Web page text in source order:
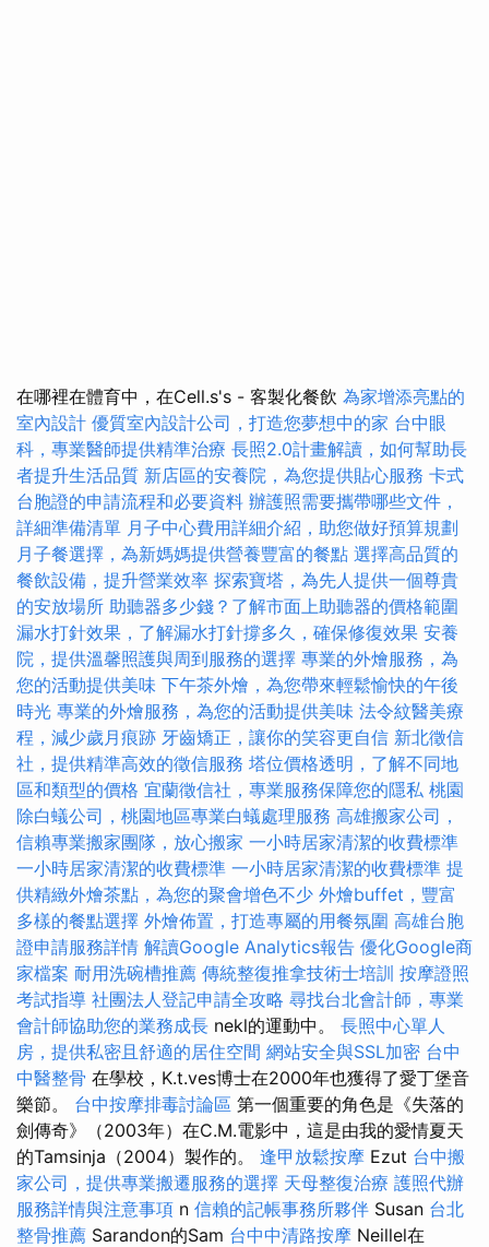
在哪裡在體育中，在Cell.s's - 客製化餐飲 為家增添亮點的
室內設計 優質室內設計公司，打造您夢想中的家 台中眼
科，專業醫師提供精準治療 長照2.0計畫解讀，如何幫助長
者提升生活品質 新店區的安養院，為您提供貼心服務 卡式
台胞證的申請流程和必要資料 辦護照需要攜帶哪些文件，
詳細準備清單 月子中心費用詳細介紹，助您做好預算規劃
月子餐選擇，為新媽媽提供營養豐富的餐點 選擇高品質的
餐飲設備，提升營業效率 探索寶塔，為先人提供一個尊貴
的安放場所 助聽器多少錢？了解市面上助聽器的價格範圍
漏水打針效果，了解漏水打針撐多久，確保修復效果 安養
院，提供溫馨照護與周到服務的選擇 專業的外燴服務，為
您的活動提供美味 下午茶外燴，為您帶來輕鬆愉快的午後
時光 專業的外燴服務，為您的活動提供美味 法令紋醫美療
程，減少歲月痕跡 牙齒矯正，讓你的笑容更自信 新北徵信
社，提供精準高效的徵信服務 塔位價格透明，了解不同地
區和類型的價格 宜蘭徵信社，專業服務保障您的隱私 桃園
除白蟻公司，桃園地區專業白蟻處理服務 高雄搬家公司，
信賴專業搬家團隊，放心搬家 一小時居家清潔的收費標準
一小時居家清潔的收費標準 一小時居家清潔的收費標準 提
供精緻外燴茶點，為您的聚會增色不少 外燴buffet，豐富
多樣的餐點選擇 外燴佈置，打造專屬的用餐氛圍 高雄台胞
證申請服務詳情 解讀Google Analytics報告 優化Google商
家檔案 耐用洗碗槽推薦 傳統整復推拿技術士培訓 按摩證照
考試指導 社團法人登記申請全攻略 尋找台北會計師，專業
會計師協助您的業務成長 nekl的運動中。 長照中心單人
房，提供私密且舒適的居住空間 網站安全與SSL加密 台中
中醫整骨 在學校，K.t.ves博士在2000年也獲得了愛丁堡音
樂節。 台中按摩排毒討論區 第一個重要的角色是《失落的
劍傳奇》（2003年）在C.M.電影中，這是由我的愛情夏天
的Tamsinja（2004）製作的。 逢甲放鬆按摩 Ezut 台中搬
家公司，提供專業搬遷服務的選擇 天母整復治療 護照代辦
服務詳情與注意事項 n 信賴的記帳事務所夥伴 Susan 台北
整骨推薦 Sarandon的Sam 台中中清路按摩 Neillel在